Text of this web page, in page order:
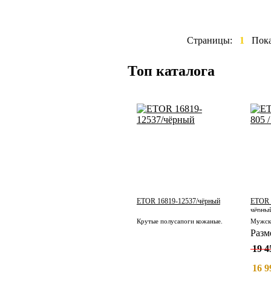
Страницы: 1
Топ каталога
ETOR 16819-12537/чёрный
Крутые полусапоги кожаные.
ETOR
19
16